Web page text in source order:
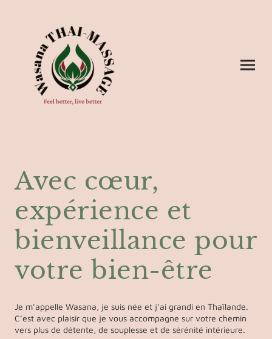
Avec cœur,
expérience et
bienveillance pour
votre bien-être
Je m’appelle Wasana, je suis née et j’ai grandi en Thaïlande.
C’est avec plaisir que je vous accompagne sur votre chemin
vers plus de détente, de souplesse et de sérénité intérieure.